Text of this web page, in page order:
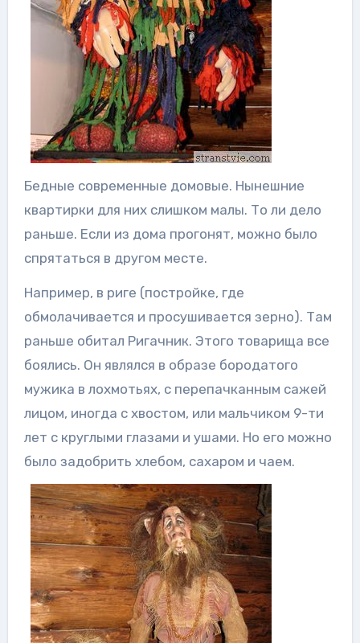
Бедные современные домовые. Нынешние
квартирки для них слишком малы. То ли дело
раньше. Если из дома прогонят, можно было
спрятаться в другом месте.
Например, в риге (постройке, где
обмолачивается и просушивается зерно). Там
раньше обитал Ригачник. Этого товарища все
боялись. Он являлся в образе бородатого
мужика в лохмотьях, с перепачканным сажей
лицом, иногда с хвостом, или мальчиком 9-ти
лет с круглыми глазами и ушами. Но его можно
было задобрить хлебом, сахаром и чаем.